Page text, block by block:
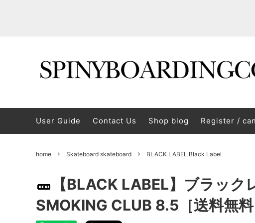
snow board Snowboardware
A glove
/ miscellaneous
Wax/Maintenance Supplies DVD / Book
OGASAKA/November/Scooter SALE ITEM
P.RHYTHM
DICE Dice POSSESSED
25-26 Models Winter Sale AFTERGLOW
About SPINY About tune-up
POSSESSED
"Kimoreyo"
base.
2026-2027 DEELUXE & UNION Koji Nakai Pro
AFTERGLOW
User Guide Contact Us Shop blog Register /
home Skateboard skateboard BLACK LABEL Black Label
【BLACK LABEL】ブラック
SMOKING CLUB 8.5［送料無料